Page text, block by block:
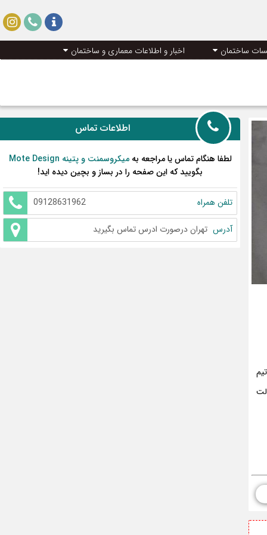
ساختمان اخبار و اطلاعات معماری و ساختمان
اطلاعات تماس
لطفا هنگام تماس یا مراجعه بهمیکروسمنت و پتینه Mote Design
بگویید که این صفحه را در بساز و بچین دیده اید!
تلفن همراه 09128631962
آدرس تهران درصورت ادرس تماس بگیرید